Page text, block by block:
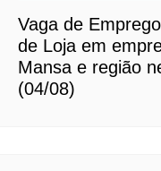
Vaga de
de Loja em
Mansa e região
(04/08)